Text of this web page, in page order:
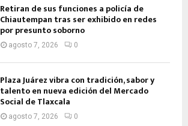
Retiran de sus funciones a policía de
Chiautempan tras ser exhibido en redes
por presunto soborno
agosto 7, 2026 0
Plaza Juárez vibra con tradición, sabor y
talento en nueva edición del Mercado
Social de Tlaxcala
agosto 7, 2026 0